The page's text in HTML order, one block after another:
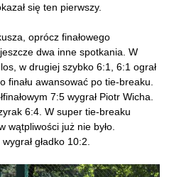
się ten pierwszy.
oprócz finałowego
dwa inne spotkania. W
w drugiej szybko 6:1, 6:1 ograł
finału awansować po tie-breaku.
7:5 wygrał Piotr Wicha.
6:4. W super tie-breaku
wątpliwości już nie było.
gładko 10:2.